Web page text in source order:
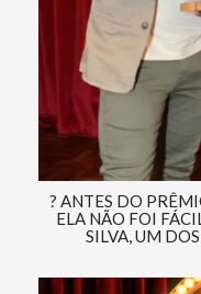
? ANTES DO
ELA NÃO FOI
SILVA, UM